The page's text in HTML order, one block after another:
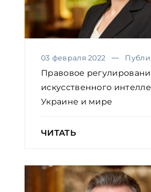
03 февраля 2022
Правовое
искусственного
Украине и мире
ЧИТАТЬ